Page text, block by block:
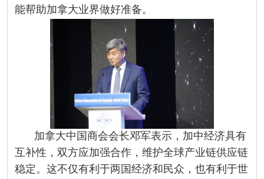
能帮助加拿大业界做好准备。
加拿大中国商会会长邓军表示，加中经济具有
互补性，双方应加强合作，维护全球产业链供应链
稳定。这不仅有利于两国经济和民众，也有利于世